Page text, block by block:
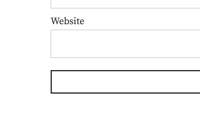
Website